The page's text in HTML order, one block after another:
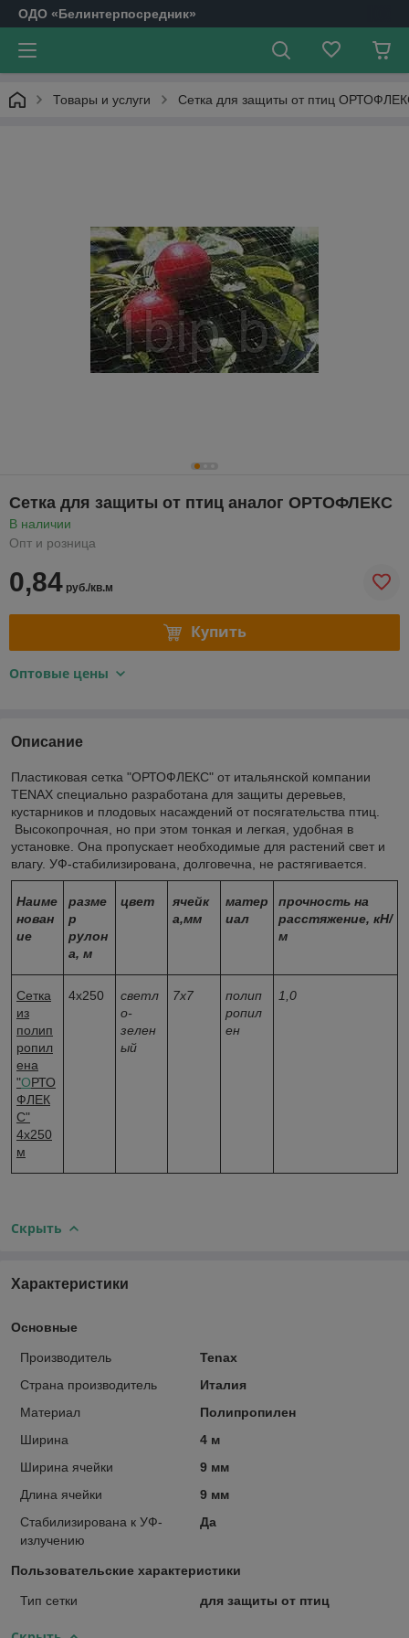
ОДО «Белинтерпосредник»
Товары и услуги Сетка для защиты от птиц
Сетка для защиты от птиц аналог ОРТОФЛЕКС
В наличии
Опт и розница
0,84 руб./кв.м
Купить
Оптовые цены
Описание
Пластиковая сетка "ОРТОФЛЕКС" от итальянской компании
TENAX специально разработана для защиты деревьев,
кустарников и плодовых насаждений от посягательства птиц.
Высокопрочная, но при этом тонкая и легкая, удобная в
установке. Она пропускает необходимые для растений свет и
влагу. УФ-стабилизирована, долговечна, не растягивается.
Наиме
нован
ие
разме
р
рулон
а, м
цвет
ячейк
а,мм
матер
иал
прочность на
расстяжение, кН/
м
Сетка
из
полип
ропил
ена
"ОРТО
ФЛЕК
С"
4х250
м
4х250
светл
о-
зелен
ый
7х7
полип
ропил
ен
1,0
Скрыть
Характеристики
Основные
Производитель
Tenax
Страна производитель
Италия
Материал
Полипропилен
Ширина
4 м
Ширина ячейки
9 мм
Длина ячейки
9 мм
Стабилизирована к УФ-
излучению
Да
Пользовательские характеристики
Тип сетки для защиты от птиц